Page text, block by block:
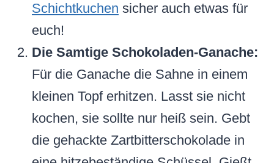
Schichtkuchen sicher auch etwas für
euch!
Die Samtige Schokoladen-Ganache:
Für die Ganache die Sahne in einem
kleinen Topf erhitzen. Lasst sie nicht
kochen, sie sollte nur heiß sein. Gebt
die gehackte Zartbitterschokolade in